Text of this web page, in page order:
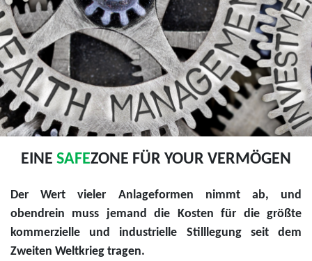
EINE SAFEZONE FÜR YOUR VERMÖGEN
Der Wert vieler Anlageformen nimmt ab, und
obendrein muss jemand die Kosten für die größte
kommerzielle und industrielle Stilllegung seit dem
Zweiten Weltkrieg tragen.